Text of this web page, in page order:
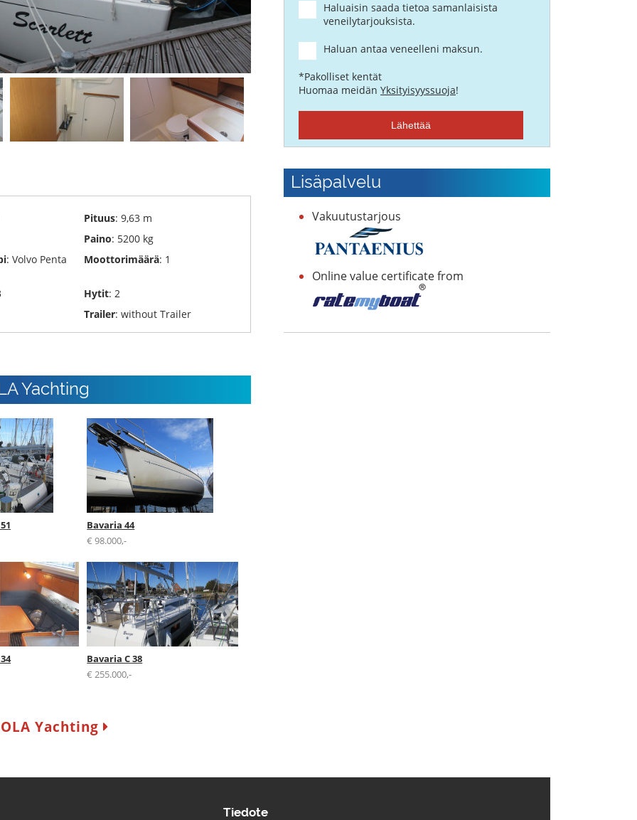
Pituus: 9,63 m
Paino: 5200 kg
: Volvo Penta
Moottorimäärä: 1
Hytit: 2
Trailer: without Trailer
Yachting
Bavaria 44
€ 98.000,-
Bavaria C 38
€ 255.000,-
Yachting
Haluaisin saada tietoa samanlaisista
veneilytarjouksista.
Haluan antaa veneelleni maksun.
*Pakolliset kentät
Huomaa meidän Yksityisyyssuoja!
Lähettää
Lisäpalvelu
Vakuutustarjous
Online value certificate from
Tiedote